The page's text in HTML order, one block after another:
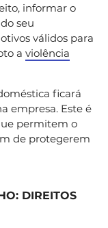
informar o
seu
válidos para
a violência
ficará
empresa. Este é
permitem o
de protegerem
DIREITOS